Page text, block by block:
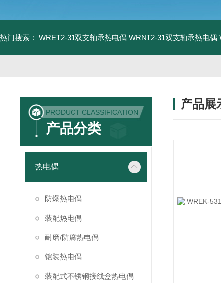
热门搜索： WRET2-31双支轴承热电偶 WRNT2-31双支轴承热电偶
PRODUCT CLASSIFICATION
产品分类
热电偶
防爆热电偶
装配热电偶
耐磨/防腐热电偶
铠装热电偶
装配式不锈钢接线盒热电偶
产品展